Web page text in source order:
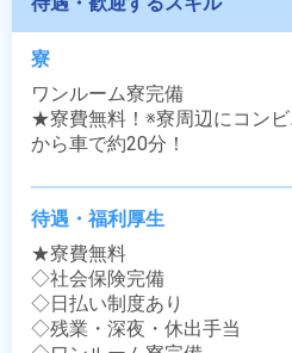
寮
ワンルーム寮完備
★寮費無料！※寮周辺にコン
から車で約20分！
待遇・福利厚生
★寮費無料
◇社会保険完備
◇日払い制度あり
◇残業・深夜・休出手当